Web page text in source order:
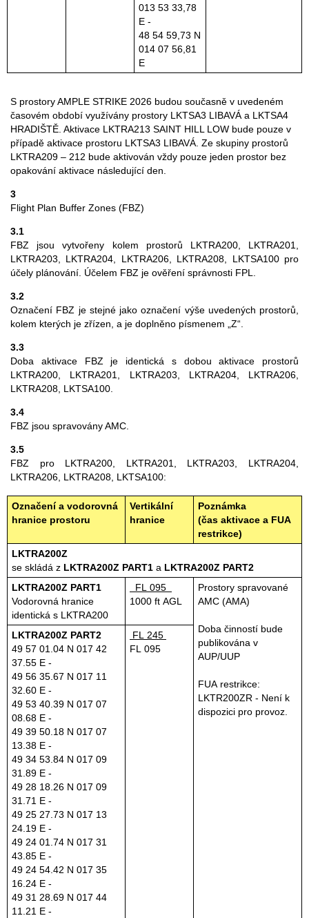
013 53 33,78
E -
48 54 59,73 N
014 07 56,81
E
S prostory AMPLE STRIKE 2026 budou současně v uvedeném
časovém období využívány prostory LKTSA3 LIBAVÁ a LKTSA4
HRADIŠTĚ. Aktivace LKTRA213 SAINT HILL LOW bude pouze v
případě aktivace prostoru LKTSA3 LIBAVÁ. Ze skupiny prostorů
LKTRA209 – 212 bude aktivován vždy pouze jeden prostor bez
opakování aktivace následující den.
3
Flight Plan Buffer Zones (FBZ)
3.1
FBZ jsou vytvořeny kolem prostorů LKTRA200, LKTRA201,
LKTRA203, LKTRA204, LKTRA206, LKTRA208, LKTSA100 pro
účely plánování. Účelem FBZ je ověření správnosti FPL.
3.2
Označení FBZ je stejné jako označení výše uvedených prostorů,
kolem kterých je zřízen, a je doplněno písmenem „Z“.
3.3
Doba aktivace FBZ je identická s dobou aktivace prostorů
LKTRA200, LKTRA201, LKTRA203, LKTRA204, LKTRA206,
LKTRA208, LKTSA100.
3.4
FBZ jsou spravovány AMC.
3.5
FBZ pro LKTRA200, LKTRA201, LKTRA203, LKTRA204,
LKTRA206, LKTRA208, LKTSA100:
Označení a vodorovná
hranice prostoru
Vertikální
hranice
Poznámka
(čas aktivace a FUA
restrikce)
LKTRA200Z
se skládá z LKTRA200Z PART1 a LKTRA200Z PART2
LKTRA200Z PART1
Vodorovná hranice
identická s LKTRA200
FL 095
1000 ft AGL
Prostory spravované
AMC (AMA)
Doba činností bude
publikována v
AUP/UUP
FUA restrikce:
LKTR200ZR - Není k
dispozici pro provoz.
LKTRA200Z PART2
49 57 01.04 N 017 42
37.55 E -
49 56 35.67 N 017 11
32.60 E -
49 53 40.39 N 017 07
08.68 E -
49 39 50.18 N 017 07
13.38 E -
49 34 53.84 N 017 09
31.89 E -
49 28 18.26 N 017 09
31.71 E -
49 25 27.73 N 017 13
24.19 E -
49 24 01.74 N 017 31
43.85 E -
49 24 54.42 N 017 35
16.24 E -
49 31 28.69 N 017 44
11.21 E -
FL 245
FL 095